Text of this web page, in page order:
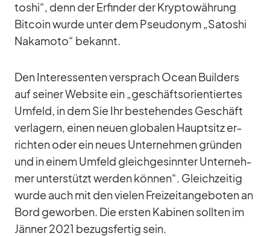
to­shi“, denn der Er­fin­der der Kryp­to­wäh­rung
Bit­coin wurde un­ter dem Pseud­onym „Sa­to­shi
Na­ka­moto“ be­kannt.
Den In­ter­es­sen­ten ver­sprach Ocean Buil­ders
auf sei­ner Web­site ein „ge­schäfts­ori­en­tier­tes
Um­feld, in dem Sie Ihr be­stehen­des Ge­schäft
ver­la­gern, ei­nen neuen glo­ba­len Haupt­sitz er­
rich­ten oder ein neues Un­ter­neh­men grün­den
und in ei­nem Um­feld gleich­ge­sinn­ter Un­ter­neh­
mer un­ter­stützt wer­den kön­nen“. Gleich­zei­tig
wurde auch mit den vie­len Frei­zeit­an­ge­bo­ten an
Bord ge­wor­ben. Die ers­ten Ka­bi­nen soll­ten im
Jän­ner 2021 be­zugs­fer­tig sein.